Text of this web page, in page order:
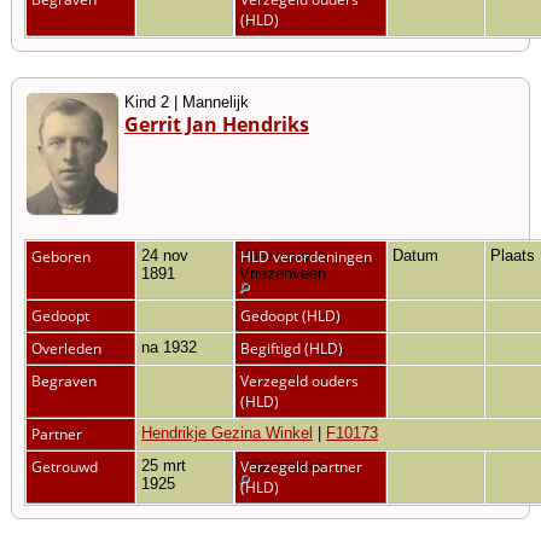
(HLD)
Kind 2 | Mannelijk
Gerrit Jan Hendriks
Geboren
24 nov
1891
Vriezenveen,
Vriezenveen
HLD verordeningen Datum Plaats
Gedoopt
Gedoopt (HLD)
Overleden
na 1932
Begiftigd (HLD)
Begraven
Verzegeld ouders
(HLD)
Partner
Hendrikje Gezina Winkel F10173
Getrouwd
25 mrt
1925
Vriezenveen
Verzegeld partner
(HLD)